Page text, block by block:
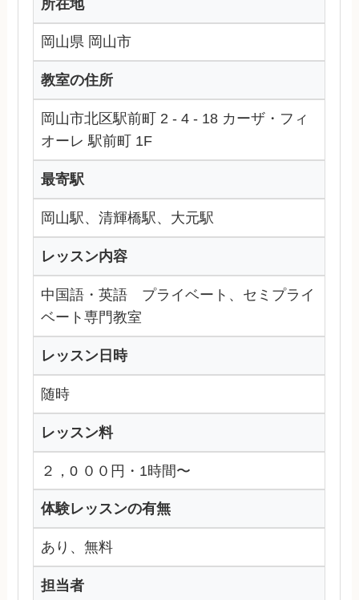
所在地
岡山県 岡山市
教室の住所
岡山市北区駅前町 2 - 4 - 18 カーザ・フィ
オーレ 駅前町 1F
最寄駅
岡山駅、清輝橋駅、大元駅
レッスン内容
中国語・英語 プライベート、セミプライ
ベート専門教室
レッスン日時
随時
レッスン料
２，0 ００円・1時間〜
体験レッスンの有無
あり、無料
担当者